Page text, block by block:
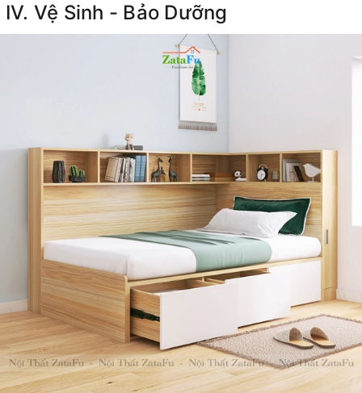
IV. Vệ Sinh - Bảo Dưỡng